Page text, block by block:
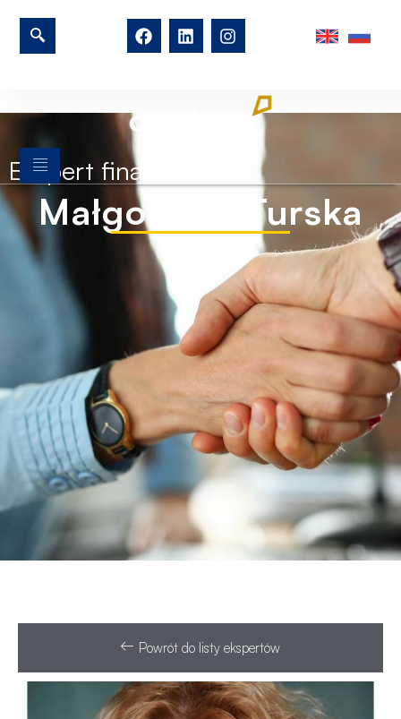
Ekspert finansowy
Małgorzata Turska
Powrót do listy ekspertów